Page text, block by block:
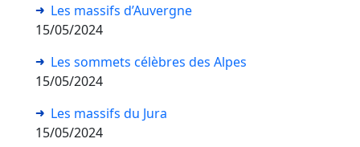
Les massifs d’Auvergne
15/05/2024
Les sommets célèbres des Alpes
15/05/2024
Les massifs du Jura
15/05/2024